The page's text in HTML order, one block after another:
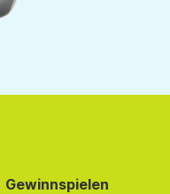
Gewinnspielen